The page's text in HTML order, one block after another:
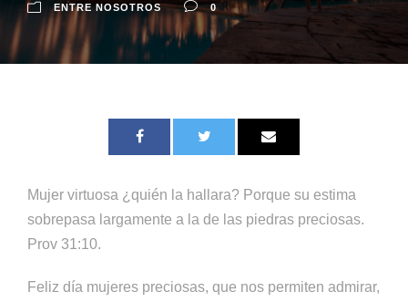
ENTRE NOSOTROS 0
Mujer virtuosa ¿quién la hallara? Porque su estima
sobrepasa largamente a la de las piedras preciosas.
Prov 31:10.
Feliz día mujeres preciosas, que nos permiten admirar,